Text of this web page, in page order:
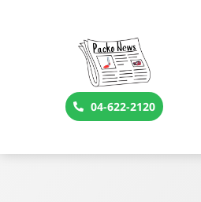
04-622-2120